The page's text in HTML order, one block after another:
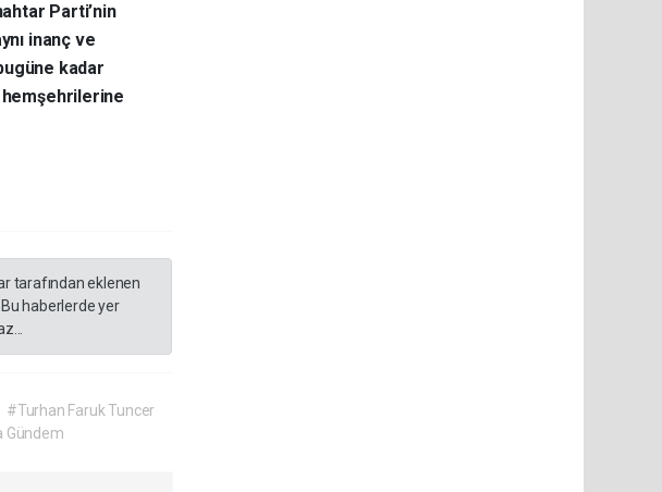
Parti’nin
inanç ve
kadar
hemşehrilerine
tarafından eklenen
haberlerde yer
#Turhan Faruk Tuncer
Gündem